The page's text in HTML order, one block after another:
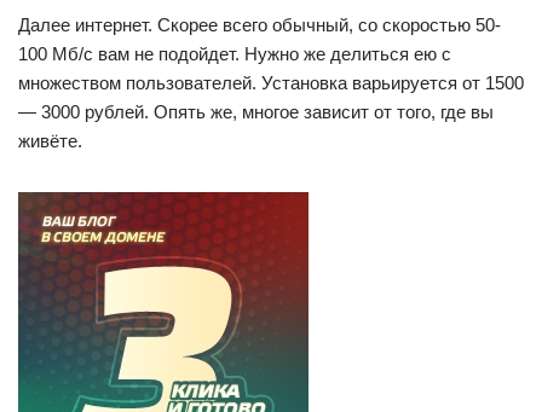
Далее интернет. Скорее всего обычный, со скоростью 50-
100 Мб/c вам не подойдет. Нужно же делиться ею с
множеством пользователей. Установка варьируется от 1500
— 3000 рублей. Опять же, многое зависит от того, где вы
живёте.